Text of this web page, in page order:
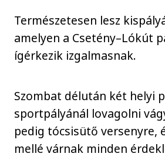
Természetesen lesz
amelyen a Csetény–Lókút
ígérkezik izgalmasnak.
Szombat délután két helyi
sportpályánál lovagolni
pedig tócsisütő versenyre,
mellé várnak minden